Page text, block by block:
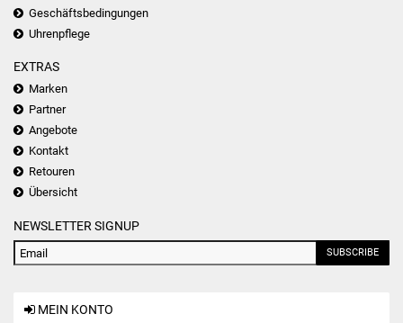
Geschäftsbedingungen
Uhrenpflege
EXTRAS
Marken
Partner
Angebote
Kontakt
Retouren
Übersicht
NEWSLETTER SIGNUP
SUBSCRIBE
MEIN KONTO